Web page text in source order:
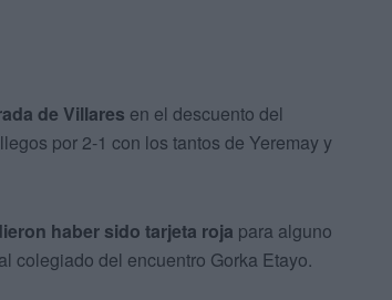
de Villares en el descuento del
por 2-1 con los tantos de Yeremay y
haber sido tarjeta roja para alguno
colegiado del encuentro Gorka Etayo.